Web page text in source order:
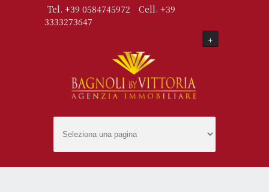
Tel. +39 0584745972
Cell. +39
3333273647
+